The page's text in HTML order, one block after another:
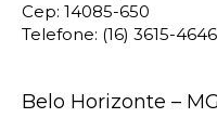
Cep: 14085-650
Telefone: (16) 3615-4646
Belo Horizonte – MG